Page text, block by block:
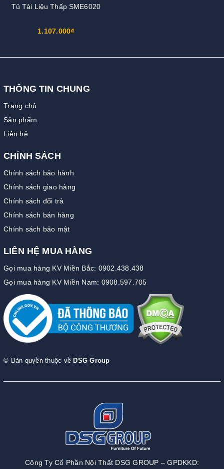
Tủ Tài Liệu Thấp SME6020
1.107.000₫
THÔNG TIN CHUNG
Trang chủ
Sản phẩm
Liên hệ
CHÍNH SÁCH
Chính sách bảo hành
Chính sách giao hàng
Chính sách đổi trả
Chính sách bán hàng
Chính sách bảo mật
LIÊN HỆ MUA HÀNG
Gọi mua hàng KV Miền Bắc: 0902.438.438
Gọi mua hàng KV Miền Nam: 0908.597.705
© Bản quyền thuộc về DSG Group
Công Ty Cổ Phần Nội Thất DSG GROUP – GPDKKD: